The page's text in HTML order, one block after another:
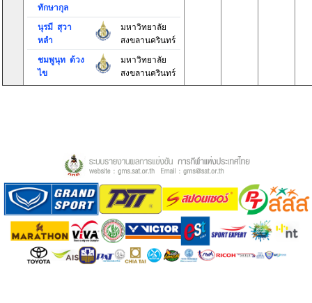
ทักษากุล
นุรมี สุวา
หลำ
มหาวิทยาลัย
สงขลานครินทร์
ชมพูนุท ด้วง
ไข
มหาวิทยาลัย
สงขลานครินทร์